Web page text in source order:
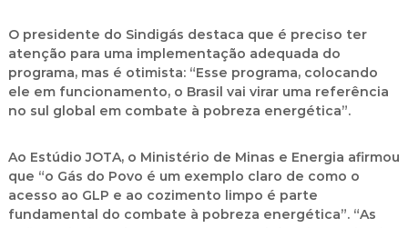
O presidente do Sindigás destaca que é preciso ter
atenção para uma implementação adequada do
programa, mas é otimista: “Esse programa, colocando
ele em funcionamento, o Brasil vai virar uma referência
no sul global em combate à pobreza energética”.
Ao EstúdioJOTA, o Ministério de Minas e Energia afirmou
que “o Gás do Povo é um exemplo claro de como o
acesso ao GLP e ao cozimento limpo é parte
fundamental do combate à pobreza energética”. “As